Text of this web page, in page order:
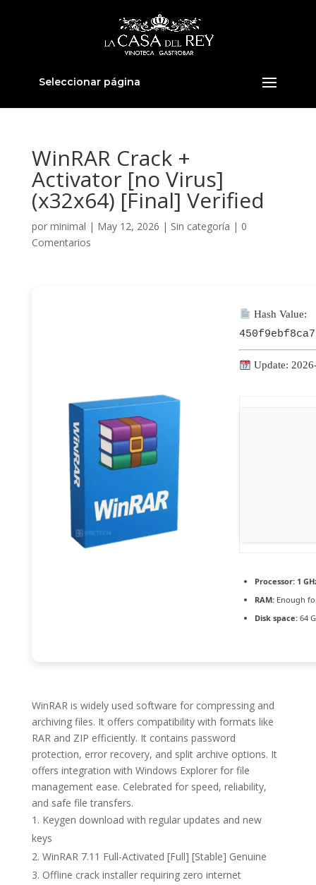
Seleccionar página
WinRAR Crack +
Activator [no Virus]
(x32x64) [Final] Verified
por minimal | May 12, 2026 | Sin categoría | 0
Comentarios
Hash Value:
Update:
Processor:1
RAM:Enough
Disk space:64
WinRAR is widely used software for compressing and
archiving files. It offers compatibility with formats like
RAR and ZIP efficiently. It contains password
protection, error recovery, and split archive options. It
offers integration with Windows Explorer for file
management ease. Celebrated for speed, reliability,
and safe file transfers.
Keygen download with regular updates and new
keys
WinRAR 7.11 Full-Activated [Full] [Stable] Genuine
Offline crack installer requiring zero internet